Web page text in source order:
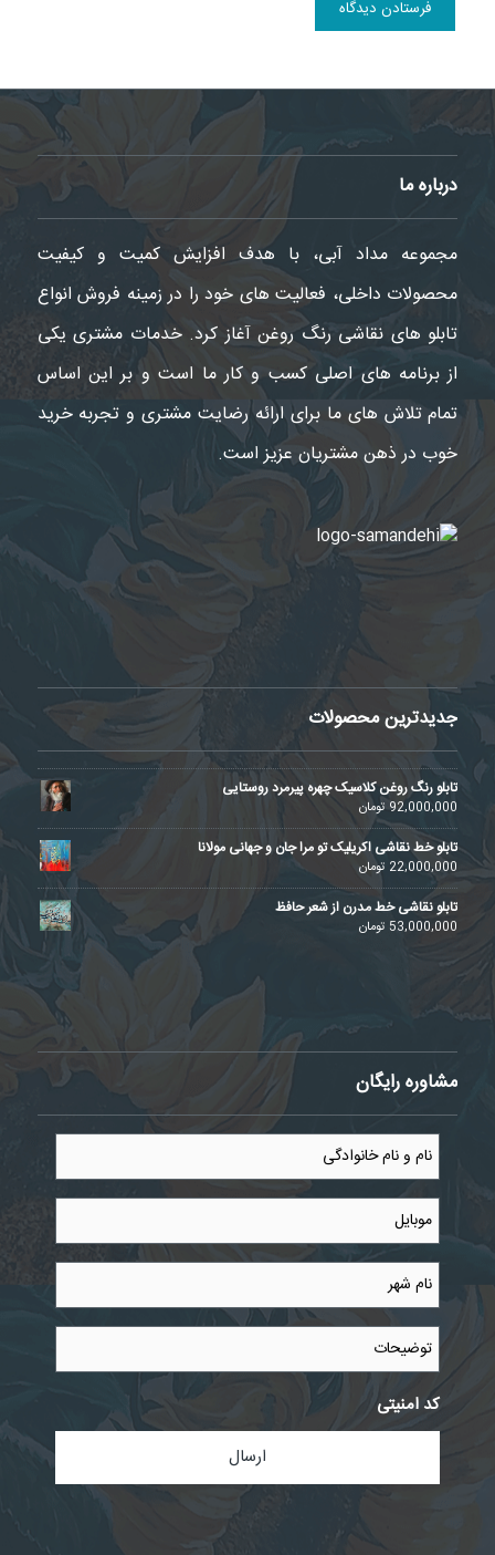
درباره ما
مجموعه مداد آبی، با هدف افزایش کمیت و کیفیت
محصولات داخلی، فعالیت های خود را در زمینه فروش انواع
تابلو های نقاشی رنگ روغن آغاز کرد. خدمات مشتری یکی
از برنامه های اصلی کسب و کار ما است و بر این اساس
تمام تلاش های ما برای ارائه رضایت مشتری و تجربه خرید
خوب در ذهن مشتریان عزیز است.
جدیدترین محصولات
تابلو رنگ روغن کلاسیک چهره پیرمرد روستایی
92,000,000تومان
تابلو خط نقاشی اکریلیک تو مرا جان و جهانی مولانا
22,000,000 تومان
تابلو نقاشی خط مدرن از شعر حافظ
53,000,000 تومان
مشاوره رایگان
نام
نام
خانوادگی
موبایل
نام
شهر *
توضیحات
کد امنیتی